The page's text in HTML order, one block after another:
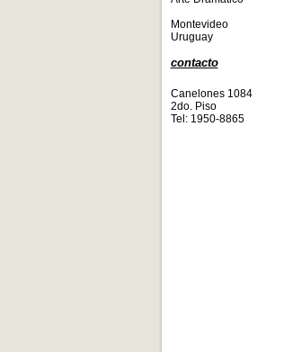
Montevideo
Uruguay
contacto
Canelones 1084
2do. Piso
Tel: 1950-8865